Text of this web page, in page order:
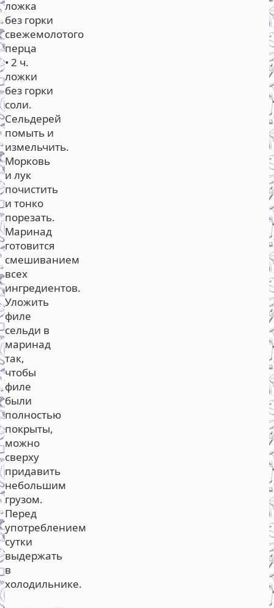
ложка
без горки
свежемолотого
перца
• 2 ч.
ложки
без горки
соли.
Сельдерей
помыть и
измельчить.
Морковь
и лук
почистить
и тонко
порезать.
Маринад
готовится
смешиванием
всех
ингредиентов.
Уложить
филе
сельди в
маринад
так,
чтобы
филе
были
полностью
покрыты,
можно
сверху
придавить
небольшим
грузом.
Перед
употреблением
сутки
выдержать
в
холодильнике.